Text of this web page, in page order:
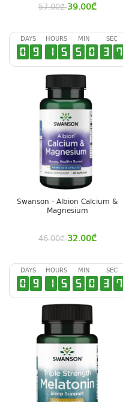
57.00₾ 39.00₾
DAYS
0 9
HOURS
1 5
MIN
5 0
SEC
3 6
Swanson - Albion Calcium &
Magnesium
46.00₾ 32.00₾
DAYS
0 9
HOURS
1 5
MIN
5 0
SEC
3 6